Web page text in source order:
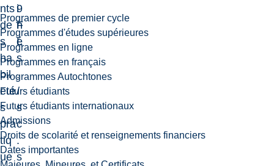
Programmes de premier cycle
Programmes d'études supérieures
Programmes en ligne
Programmes en français
Programmes Autochtones
Futurs étudiants
Futurs étudiants internationaux
Admissions
Droits de scolarité et renseignements financiers
Dates importantes
nts
de
s
ha
bil
eté
s
pra
tiq
ue
9
F
L
i
n
é
s
.
/
s
c
.
s